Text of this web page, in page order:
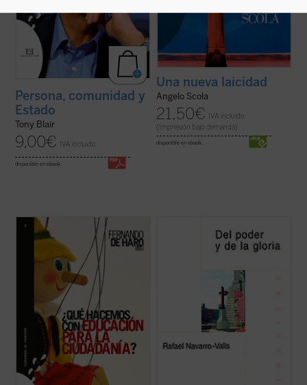
Persona, comunidad y
Estado
Tony Blair
9,00€ IVA incluido
disponible en ebook:
Una nueva laicidad
Angelo Scola
21,50€
IVA incluido
(Impresión bajo demanda)
disponible en ebook:
Ningún tema está suscitando tanta
polémica como el debate en torno a la
nueva asignaturaEducación para la
. El presente libro aborda desde
una pluralidad de perspectivas una
cuestión en la que cristalizan las
(ver ficha)
este libro, cuyo título es un préstamo
intencionado de la novela más conocida de
Del poder y de la gloria
acontecimientos cuyos protagonistas han